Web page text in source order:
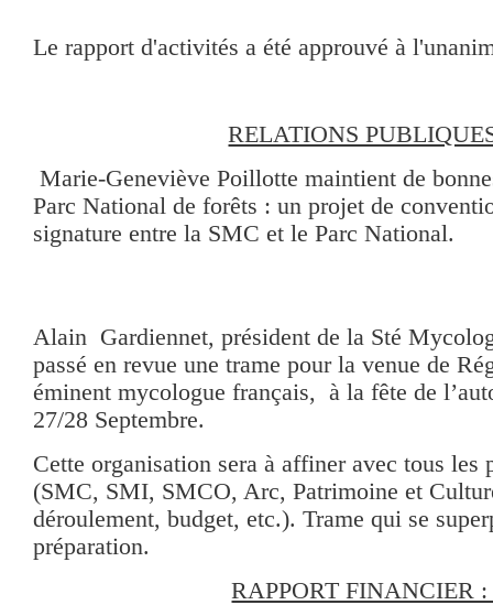
Le rapport d'activités a été approuvé à
RELATIONS
Marie-Geneviève Poillotte maintient de
Parc National de forêts : un projet de
signature entre la SMC et le Parc National.
Alain Gardiennet, président de la Sté
passé en revue une trame pour la venue de
éminent mycologue français, à la fête de
27/28 Septembre.
Cette organisation sera à affiner avec tous les
(SMC, SMI, SMCO, Arc, Patrimoine et
déroulement, budget, etc.). Trame qui se
préparation.
RAPPORT FINANCIER